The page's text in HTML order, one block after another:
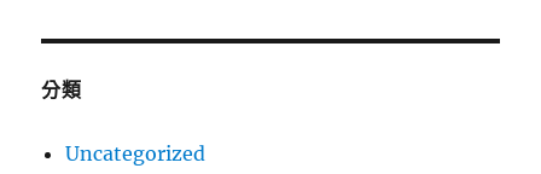
分類
Uncategorized